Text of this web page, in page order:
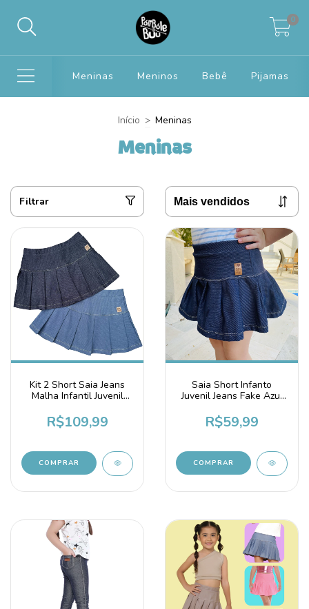
0
Meninas Meninos Bebê Pijamas
Início > Meninas
Meninas
Filtrar
Kit 2 Short Saia Jeans
Malha Infantil Juvenil
R$109,99
COMPRAR
Saia Short Infanto
Juvenil Jeans Fake Azul
R$59,99
COMPRAR